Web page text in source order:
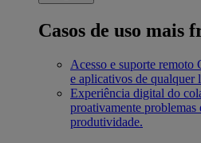
Casos de uso mais
Acesso e suporte remoto
e aplicativos de qualquer
Experiência digital do
proativamente problemas
produtividade.